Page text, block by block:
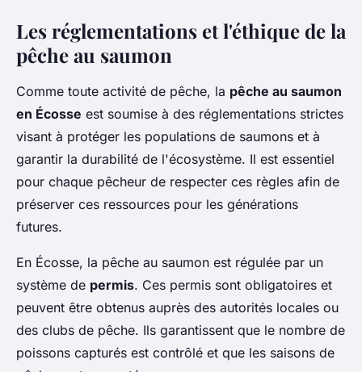
Les réglementations et l'éthique de la
pêche au saumon
Comme toute activité de pêche, la pêche au saumon
en Écosse est soumise à des réglementations strictes
visant à protéger les populations de saumons et à
garantir la durabilité de l'écosystème. Il est essentiel
pour chaque pêcheur de respecter ces règles afin de
préserver ces ressources pour les générations
futures.
En Écosse, la pêche au saumon est régulée par un
système de permis. Ces permis sont obligatoires et
peuvent être obtenus auprès des autorités locales ou
des clubs de pêche. Ils garantissent que le nombre de
poissons capturés est contrôlé et que les saisons de